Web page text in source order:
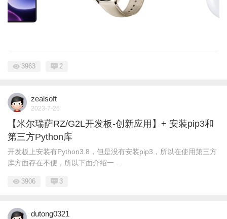
3963 2
zealsoft
2023-7-26
【米尔瑞萨RZ/G2L开发板-创新应用】+ 安装pip3和
第三方Python库
开发板上安装有Python3.8，但是没有安装pip3，所以在使用第三方
库方面存在不便，所以下面介绍一 ...
3906 3
dutong0321